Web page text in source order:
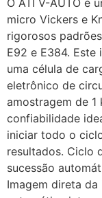
O ATI V-AUTO é
micro Vickers e
rigorosos
E92 e E384.
uma célula de
eletrônico de
amostragem de
confiabilidade
iniciar todo o
resultados. Ciclo
sucessão
Imagem direta